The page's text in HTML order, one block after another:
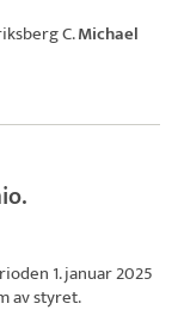
C.Michael
1. januar 2025
av styret.